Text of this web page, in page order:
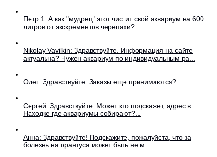
Петр 1: А как "мудрец" этот чистит свой аквариум на 600
литров от экскрементов черепахи?...
Nikolay Vavilkin: Здравствуйте. Информация на сайте
актуальна? Нужен аквариум по индивидуальным ра...
Олег: Здравствуйте. Заказы еще принимаются?...
Сергей: Здравствуйте. Может кто подскажет, адрес в
Находке где аквариумы собирают?...
Анна: Здравствуйте! Подскажите, пожалуйста, что за
болезнь на орантуса может быть не м...